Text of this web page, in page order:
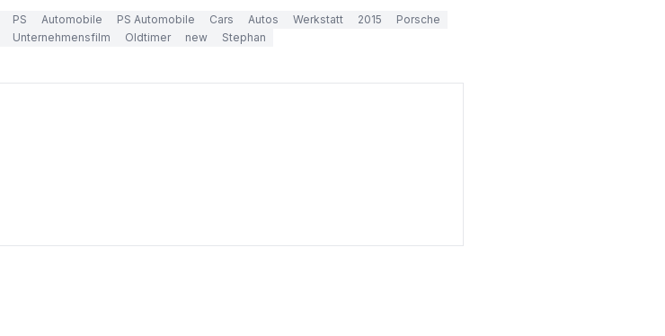
PS Automobile PS Automobile Cars Autos Werkstatt 2015
Porsche
Unternehmensfilm Oldtimer new Stephan